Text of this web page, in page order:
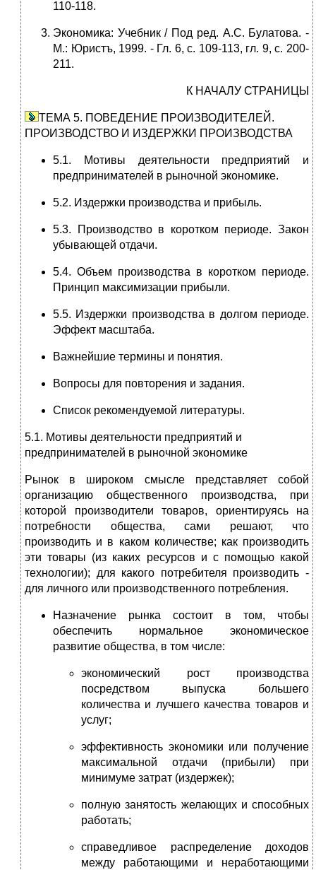
110-118.
Экономика: Учебник / Под ред. А.С. Булатова. -
М.: Юристъ, 1999. - Гл. 6, с. 109-113, гл. 9, с. 200-
211.
К НАЧАЛУ СТРАНИЦЫ
ТЕМА 5. ПОВЕДЕНИЕ ПРОИЗВОДИТЕЛЕЙ.
ПРОИЗВОДСТВО И ИЗДЕРЖКИ ПРОИЗВОДСТВА
5.1. Мотивы деятельности предприятий и
предпринимателей в рыночной экономике.
5.2. Издержки производства и прибыль.
5.3. Производство в коротком периоде. Закон
убывающей отдачи.
5.4. Объем производства в коротком периоде.
Принцип максимизации прибыли.
5.5. Издержки производства в долгом периоде.
Эффект масштаба.
Важнейшие термины и понятия.
Вопросы для повторения и задания.
Список рекомендуемой литературы.
5.1. Мотивы деятельности предприятий и
предпринимателей в рыночной экономике
Рынок в широком смысле представляет собой
организацию общественного производства, при
которой производители товаров, ориентируясь на
потребности общества, сами решают, что
производить и в каком количестве; как производить
эти товары (из каких ресурсов и с помощью какой
технологии); для какого потребителя производить -
для личного или производственного потребления.
Назначение рынка состоит в том, чтобы
обеспечить нормальное экономическое
развитие общества, в том числе:
экономический рост производства
посредством выпуска большего
количества и лучшего качества товаров и
услуг;
эффективность экономики или получение
максимальной отдачи (прибыли) при
минимуме затрат (издержек);
полную занятость желающих и способных
работать;
справедливое распределение доходов
между работающими и неработающими